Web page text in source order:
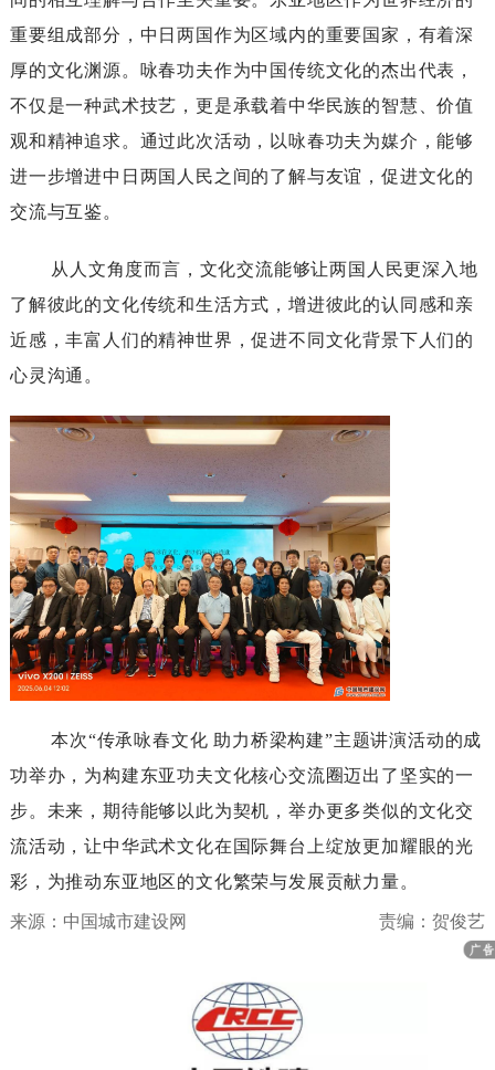
重要组成部分，中日两国作为区域内的重要国家，有着深
厚的文化渊源。咏春功夫作为中国传统文化的杰出代表，
不仅是一种武术技艺，更是承载着中华民族的智慧、价值
观和精神追求。通过此次活动，以咏春功夫为媒介，能够
进一步增进中日两国人民之间的了解与友谊，促进文化的
交流与互鉴。
从人文角度而言，文化交流能够让两国人民更深入地
了解彼此的文化传统和生活方式，增进彼此的认同感和亲
近感，丰富人们的精神世界，促进不同文化背景下人们的
心灵沟通。
本次“传承咏春文化助力桥梁构建”主题讲演活动的成
功举办，为构建东亚功夫文化核心交流圈迈出了坚实的一
步。未来，期待能够以此为契机，举办更多类似的文化交
流活动，让中华武术文化在国际舞台上绽放更加耀眼的光
彩，为推动东亚地区的文化繁荣与发展贡献力量。
来源：中国城市建设网 责编：贺俊艺